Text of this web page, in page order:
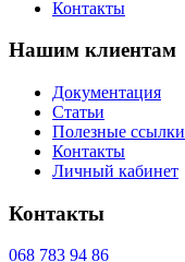
Контакты
Нашим клиентам
Документация
Статьи
Полезные ссылки
Контакты
Личный кабинет
Контакты
068 783 94 86